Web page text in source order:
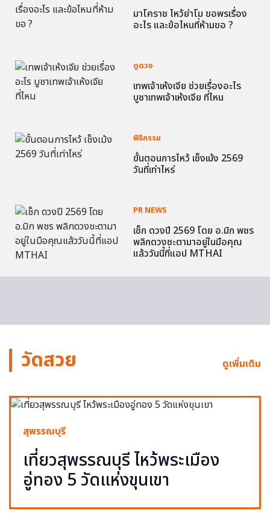
มาโคราช ไหว้ย่าโม ขอพรเรื่อง
อะไร และข้อไหนที่ห้ามขอ ?
ดูดวง
เทพเจ้าเห้งเจีย ช่วยเรื่องอะไร
บูชาเทพเจ้าเห้งเจีย ที่ไหน
พิธีกรรม
ขั้นตอนการไหว้ เช็งเม้ง 2569
วันที่เท่าไหร่
PR NEWS
เช็ก ดวงปี 2569 โดย อ.มิก พชร
พลิกดวงชะตามาอยู่ในมือคุณ
แล้ววันนี้ที่แอป MTHAI
วัดสวย ดูเพิ่มเติม
สุพรรณบุรี
เที่ยวสุพรรณบุรี ไหว้พระเมือง
อู่ทอง 5 วัดแห่งขุนเขา